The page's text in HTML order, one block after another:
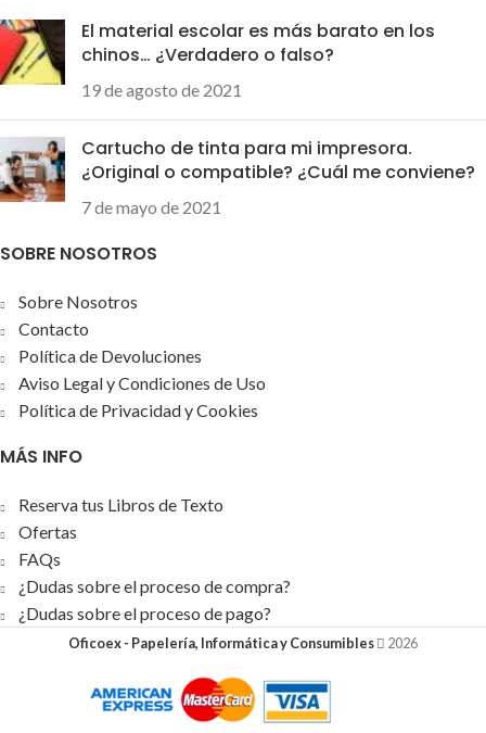
El material escolar es más barato en los
chinos… ¿Verdadero o falso?
19 de agosto de 2021
Cartucho de tinta para mi impresora.
¿Original o compatible? ¿Cuál me conviene?
7 de mayo de 2021
SOBRE NOSOTROS
Sobre Nosotros
Contacto
Política de Devoluciones
Aviso Legal y Condiciones de Uso
Política de Privacidad y Cookies
MÁS INFO
Reserva tus Libros de Texto
Ofertas
FAQs
¿Dudas sobre el proceso de compra?
¿Dudas sobre el proceso de pago?
Oficoex - Papelería, Informática y Consumibles 2026